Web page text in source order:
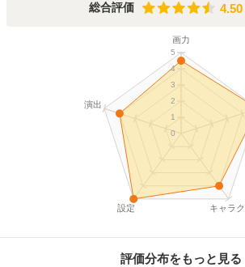
総合評価 4.50
4.50
画力
キャラ
設定
演出
0
1
2
3
4
5
評価分布をもっと見る